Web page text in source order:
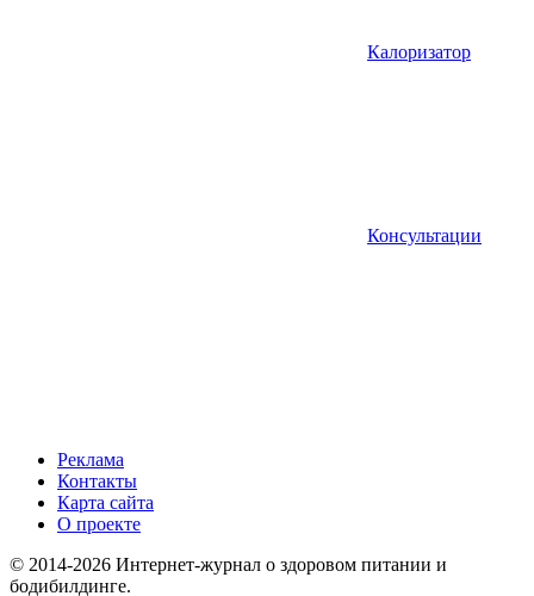
Калоризатор
Консультации
Реклама
Контакты
Карта сайта
О проекте
© 2014-2026 Интернет-журнал о здоровом питании и
бодибилдинге.